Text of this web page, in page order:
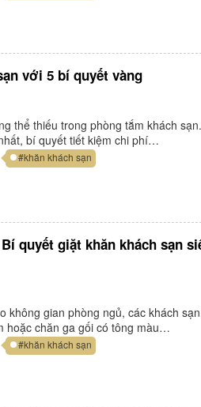
với 5 bí quyết vàng
thể thiếu trong phòng tắm khách
bí quyết tiết kiệm chi phí…
#khăn khách sạn
quyết giặt khăn khách sạn
không gian phòng ngủ, các khách
hoặc chăn ga gối có tông màu…
#khăn khách sạn